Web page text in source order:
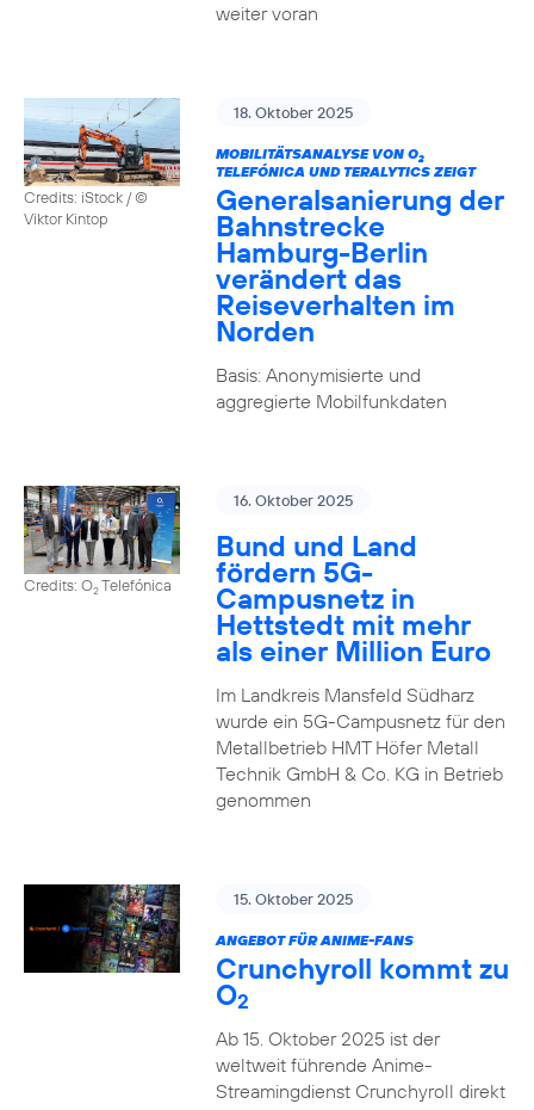
weiter voran
Credits: iStock / ©
Viktor Kintop
18. Oktober 2025
MOBILITÄTSANALYSE VON O2
TELEFÓNICA UND TERALYTICS ZEIGT
Generalsanierung der
Bahnstrecke
Hamburg-Berlin
verändert das
Reiseverhalten im
Norden
Basis: Anonymisierte und
aggregierte Mobilfunkdaten
Credits: O2Telefónica
16. Oktober 2025
Bund und Land
fördern 5G-
Campusnetz in
Hettstedt mit mehr
als einer Million Euro
Im Landkreis Mansfeld Südharz
wurde ein 5G-Campusnetz für den
Metallbetrieb HMT Höfer Metall
Technik GmbH & Co. KG in Betrieb
genommen
15. Oktober 2025
ANGEBOT FÜR ANIME-FANS
Crunchyroll kommt zu
O2
Ab 15. Oktober 2025 ist der
weltweit führende Anime-
Streamingdienst Crunchyroll direkt